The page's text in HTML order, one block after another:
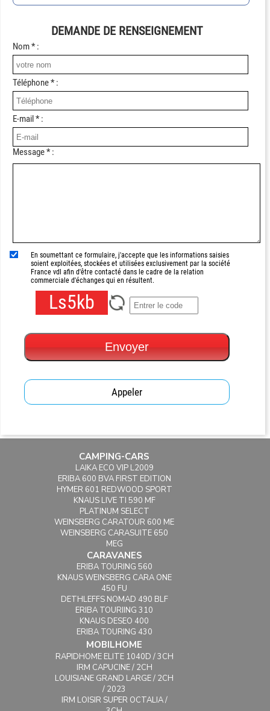
DEMANDE DE RENSEIGNEMENT
Nom * :
Téléphone * :
E-mail * :
Message * :
En soumettant ce formulaire, j'accepte que les informations saisies
soient exploitées, stockées et utilisées exclusivement par la société
France vdl afin d'être contacté dans le cadre de la relation
commerciale d'échanges qui en résultent.
Ls5kb
Envoyer
Appeler
CAMPING-CARS
LAIKA ECO VIP L2009
ERIBA 600 BVA FIRST EDITION
HYMER 601 REDWOOD SPORT
KNAUS LIVE TI 590 MF
PLATINUM SELECT
WEINSBERG CARATOUR 600 ME
WEINSBERG CARASUITE 650
MEG
CARAVANES
ERIBA TOURING 560
KNAUS WEINSBERG CARA ONE
450 FU
DETHLEFFS NOMAD 490 BLF
ERIBA TOURIING 310
KNAUS DESEO 400
ERIBA TOURING 430
MOBILHOME
RAPIDHOME ELITE 1040D / 3CH
IRM CAPUCINE / 2CH
LOUISIANE GRAND LARGE / 2CH
/ 2023
IRM LOISIR SUPER OCTALIA /